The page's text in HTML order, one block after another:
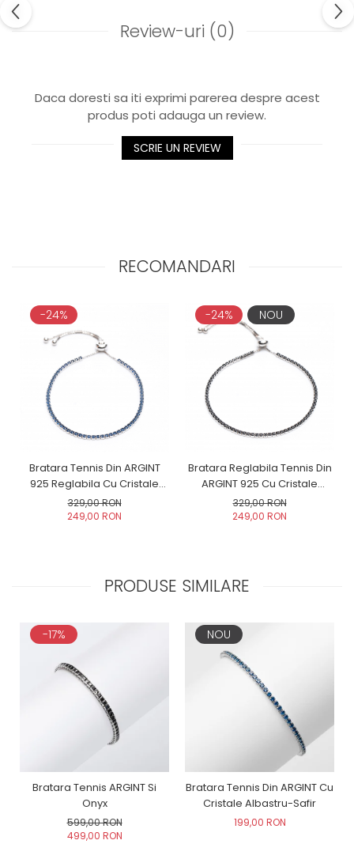
Review-uri (0)
Daca doresti sa iti exprimi parerea despre acest
produs poti adauga un review.
SCRIE UN REVIEW
RECOMANDARI
-24%
Bratara Tennis Din ARGINT
925 Reglabila Cu Cristale
Albastre
329,00 RON
249,00 RON
-24% NOU
Bratara Reglabila Tennis Din
ARGINT 925 Cu Cristale
Negre
329,00 RON
249,00 RON
PRODUSE SIMILARE
-17%
Bratara Tennis ARGINT Si
Onyx
599,00 RON
499,00 RON
NOU
Bratara Tennis Din ARGINT Cu
Cristale Albastru-Safir
199,00 RON